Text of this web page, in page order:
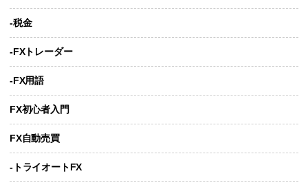
-税金
-FXトレーダー
-FX用語
FX初心者入門
FX自動売買
-トライオートFX